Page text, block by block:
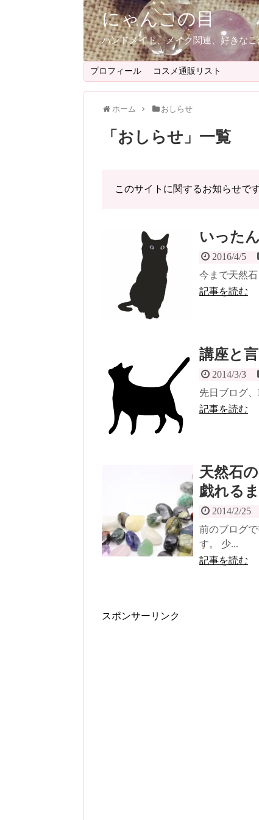
にゃんこの目
ハンドメイド、メイク関連、好きな
プロフィール コスメ通販リスト
ホーム おしらせ
「 おしらせ 」 一覧
このサイトに関するお知らせで
いった
2016/4/5
今まで天然
記事を読む
講座と
2014/3/3
先日ブログ
記事を読む
天然石
戯れる
2014/2/25
前のブログ
す。 少...
記事を読む
スポンサーリンク